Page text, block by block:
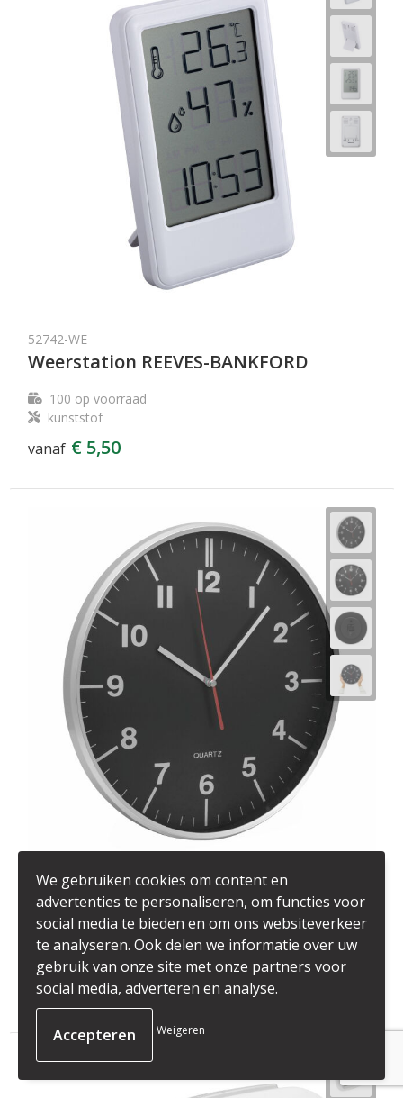
52742-WE
Weerstation REEVES-BANKFORD
100 op voorraad
kunststof
vanaf € 5,50
58-0400940
HEMERA - Wandklok
kunststof / glas
Ø31 x 3,5 cm
vanaf € 6,68
We gebruiken cookies om content en
advertenties te personaliseren, om functies voor
social media te bieden en om ons websiteverkeer
te analyseren. Ook delen we informatie over uw
gebruik van onze site met onze partners voor
social media, adverteren en analyse.
Weigeren